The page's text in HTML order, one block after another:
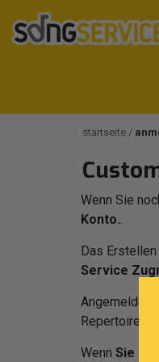
startseite
Wenn Sie
Konto..
Das
Service
Angemeldete
Repertoire
Wenn Sie